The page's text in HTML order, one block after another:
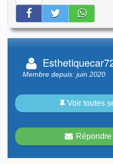
Membre depuis: juin 2020
Voir toutes